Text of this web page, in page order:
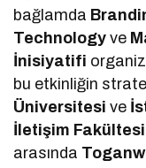
bağlamda
Technology ve
İnisiyatifi
bu etkinliğin
Üniversitesi ve
İletişim Fakültesi
arasında